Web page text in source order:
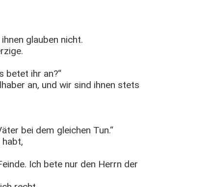
glauben nicht.
betet ihr an?“
an, und wir sind ihnen stets
bei dem gleichen Tun.“
Ich bete nur den Herrn der